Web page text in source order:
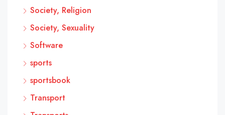
Society, Religion
Society, Sexuality
Software
sports
sportsbook
Transport